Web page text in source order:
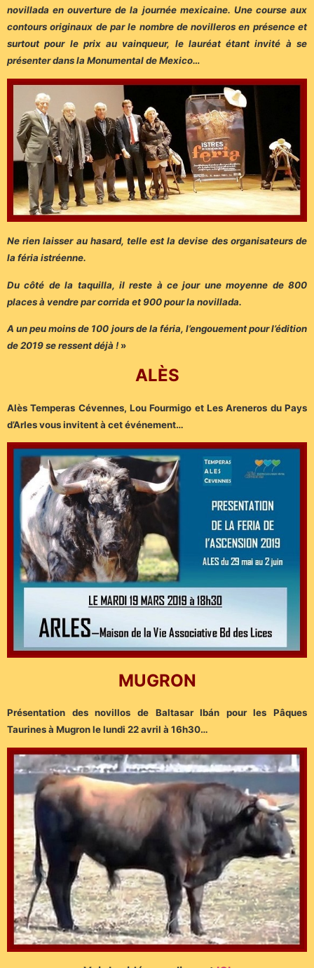
novillada en ouverture de la journée mexicaine. Une course aux
contours originaux de par le nombre de novilleros en présence et
surtout pour le prix au vainqueur, le lauréat étant invité à se
présenter dans la Monumental de Mexico…
Ne rien laisser au hasard, telle est la devise des organisateurs de
la féria istréenne.
Du côté de la taquilla, il reste à ce jour une moyenne de 800
places à vendre par corrida et 900 pour la novillada.
A un peu moins de 100 jours de la féria, l’engouement pour l’édition
de 2019 se ressent déjà ! »
ALÈS
Alès Temperas Cévennes, Lou Fourmigo et Les Areneros du Pays
d’Arles vous invitent à cet événement…
MUGRON
Présentation des novillos de Baltasar Ibán pour les Pâques
Taurines à Mugron le lundi 22 avril à 16h30…